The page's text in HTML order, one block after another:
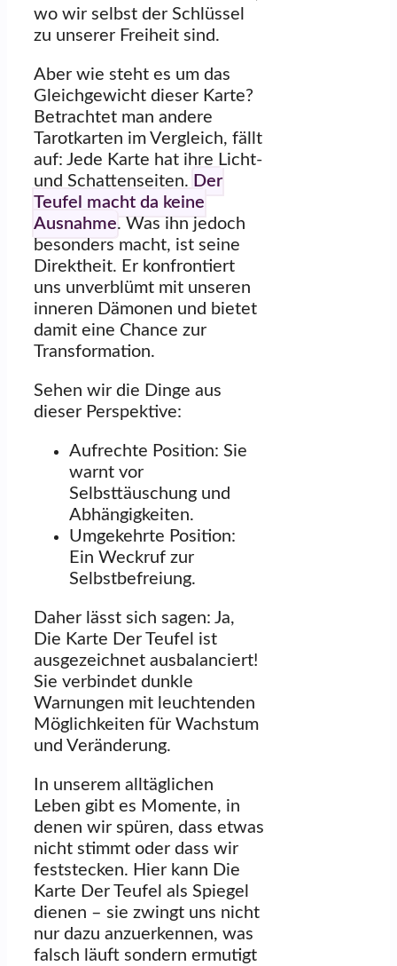
wo wir selbst der Schlüssel
zu unserer Freiheit sind.
Aber wie steht es um das
Gleichgewicht dieser Karte?
Betrachtet man andere
Tarotkarten im Vergleich, fällt
auf: Jede Karte hat ihre Licht-
und Schattenseiten. Der
Teufel macht da keine
Ausnahme. Was ihn jedoch
besonders macht, ist seine
Direktheit. Er konfrontiert
uns unverblümt mit unseren
inneren Dämonen und bietet
damit eine Chance zur
Transformation.
Sehen wir die Dinge aus
dieser Perspektive:
Aufrechte Position: Sie
warnt vor
Selbsttäuschung und
Abhängigkeiten.
Umgekehrte Position:
Ein Weckruf zur
Selbstbefreiung.
Daher lässt sich sagen: Ja,
Die Karte Der Teufel ist
ausgezeichnet ausbalanciert!
Sie verbindet dunkle
Warnungen mit leuchtenden
Möglichkeiten für Wachstum
und Veränderung.
In unserem alltäglichen
Leben gibt es Momente, in
denen wir spüren, dass etwas
nicht stimmt oder dass wir
feststecken. Hier kann Die
Karte Der Teufel als Spiegel
dienen – sie zwingt uns nicht
nur dazu anzuerkennen, was
falsch läuft sondern ermutigt